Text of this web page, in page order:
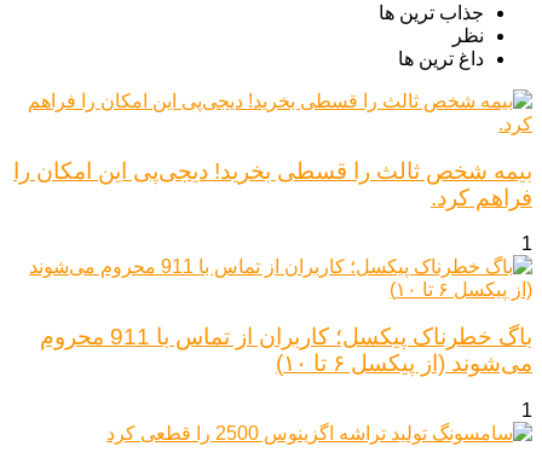
جذاب ترین ها
نظر
داغ ترین ها
بیمه شخص ثالث را قسطی بخرید! دیجی‌پی این امکان را
فراهم کرد.
1
باگ خطرناک پیکسل؛ کاربران از تماس با 911 محروم
می‌شوند (از پیکسل ۶ تا ۱۰)
1